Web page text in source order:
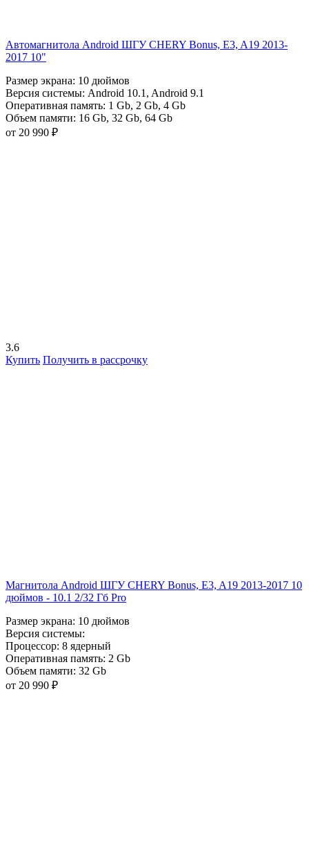
Автомагнитола Android ШГУ CHERY Bonus, E3, A19 2013-
2017 10"
Размер экрана: 10 дюймов
Версия системы: Android 10.1 , Android 9.1
Оперативная память: 1 Gb, 2 Gb, 4 Gb
Объем памяти: 16 Gb, 32 Gb, 64 Gb
от 20 990 ₽
3.6
Купить Получить в рассрочку
Магнитола Android ШГУ CHERY Bonus, E3, A19 2013-2017 10
дюймов - 10.1 2/32 Гб Pro
Размер экрана: 10 дюймов
Версия системы:
Процессор: 8 ядерный
Оперативная память: 2 Gb
Объем памяти: 32 Gb
от 20 990 ₽